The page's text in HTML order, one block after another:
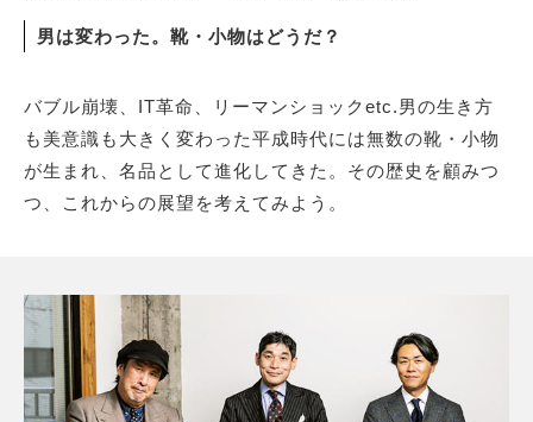
男は変わった。靴・小物はどうだ？
バブル崩壊、IT革命、リーマンショックetc.男の生き方
も美意識も大きく変わった平成時代には無数の靴・小物
が生まれ、名品として進化してきた。その歴史を顧みつ
つ、これからの展望を考えてみよう。